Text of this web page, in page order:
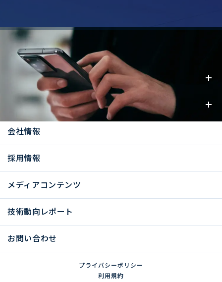
事業内容
お知らせ
会社情報
採用情報
メディアコンテンツ
技術動向レポート
お問い合わせ
プライバシーポリシー
利用規約